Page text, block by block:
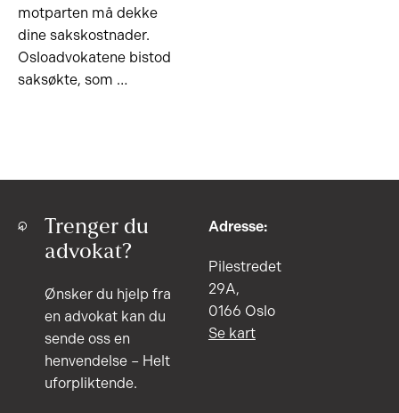
motparten må dekke
dine sakskostnader.
Osloadvokatene bistod
saksøkte, som …
Trenger du
advokat?
Ønsker du hjelp fra
en advokat kan du
sende oss en
henvendelse – Helt
uforpliktende.
Adresse:
Pilestredet
29A,
0166 Oslo
Se kart